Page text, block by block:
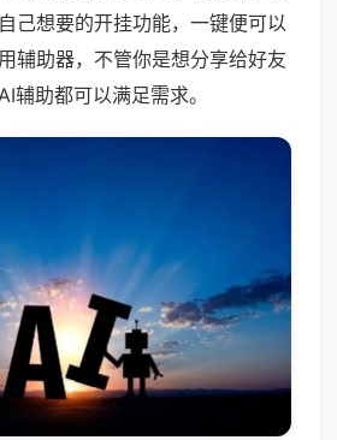
己想要的开挂功能，一键便可以
辅助器，不管你是想分享给好友
辅助都可以满足需求。